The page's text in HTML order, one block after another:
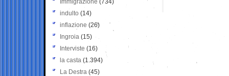
Immigrazione (734)
indulto (14)
inflazione (26)
Ingroia (15)
Interviste (16)
la casta (1.394)
La Destra (45)